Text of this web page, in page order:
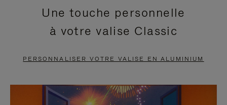
EN
PAUSE,
APPUYEZ
POUR
VIDÉO
EST
DÉSACTIVÉ.
CLIQUER
Une touche personnelle
à votre valise Classic
PERSONNALISER VOTRE VALISE EN ALUMINIUM